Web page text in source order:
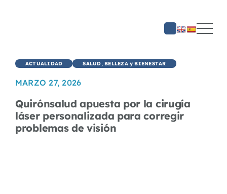
ACTUALIDAD SALUD, BELLEZA y BIENESTAR
MARZO 27, 2026
Quirónsalud apuesta por la cirugía
láser personalizada para corregir
problemas de visión